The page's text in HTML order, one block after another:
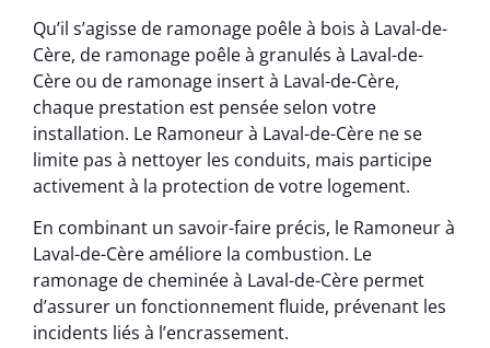
Qu’il s’agisse de ramonage poêle à bois à Laval-de-
Cère, de ramonage poêle à granulés à Laval-de-
Cère ou de ramonage insert à Laval-de-Cère,
chaque prestation est pensée selon votre
installation. Le Ramoneur à Laval-de-Cère ne se
limite pas à nettoyer les conduits, mais participe
activement à la protection de votre logement.
En combinant un savoir-faire précis, le Ramoneur à
Laval-de-Cère améliore la combustion. Le
ramonage de cheminée à Laval-de-Cère permet
d’assurer un fonctionnement fluide, prévenant les
incidents liés à l’encrassement.